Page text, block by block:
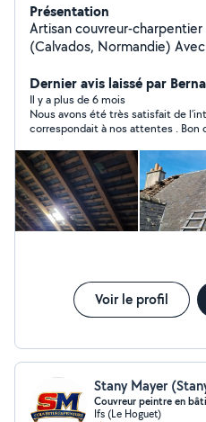
Présentation
Artisan couvreur-
(Calvados, Normandie)
Charpente. Spécialisé en
couverture (neuf &
gouttières zinc & PVC,
toiture. Pro, sérieux et
conseils honnêtes, travail
De la petite intervention à la
fait les choses bien, comme
Contactez-moi ! Travail
charpente / couverture
Dernier avis laissé par
Il y a plus de 6 mois
Nous avons été très satisfait de
correspondait à nos attentes .
Voir le profil
Stany Mayer
Couvreur peintre en
Ifs (Le Hoguet)